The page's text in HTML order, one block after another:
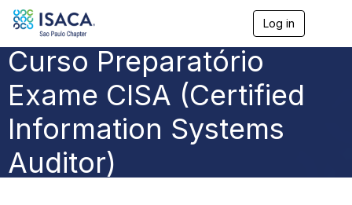
Log in
a
Curso Preparatório
Exame CISA (Certified
Information Systems
Auditor)